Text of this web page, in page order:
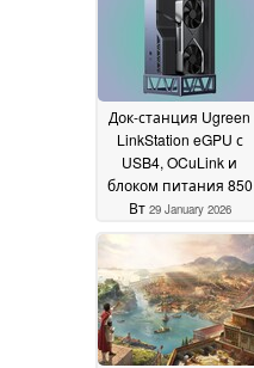
2026
Док-станция Ugreen
LinkStation eGPU с
USB4, OCuLink и
блоком питания 850
Вт 29 January 2026